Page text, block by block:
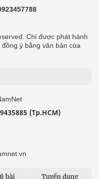
Chỉ được phát hành
ý bằng văn bản của
(Tp.HCM)
bài Tuyển dụng